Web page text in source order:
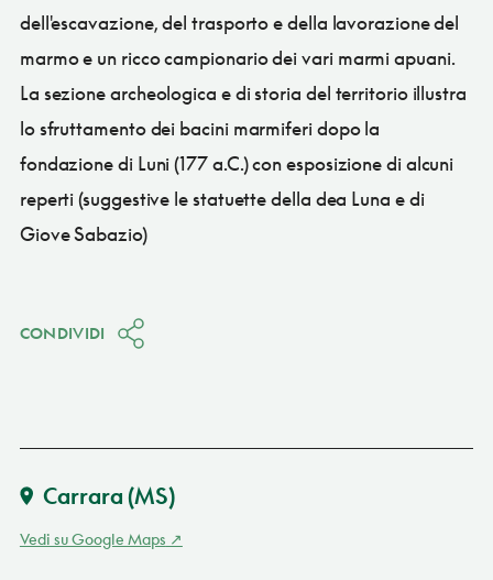
dell'escavazione, del trasporto e della lavorazione del
marmo e un ricco campionario dei vari marmi apuani.
La sezione archeologica e di storia del territorio illustra
lo sfruttamento dei bacini marmiferi dopo la
fondazione di Luni (177 a.C.) con esposizione di alcuni
reperti (suggestive le statuette della dea Luna e di
Giove Sabazio)
CONDIVIDI
Carrara (MS)
Vedi su Google Maps